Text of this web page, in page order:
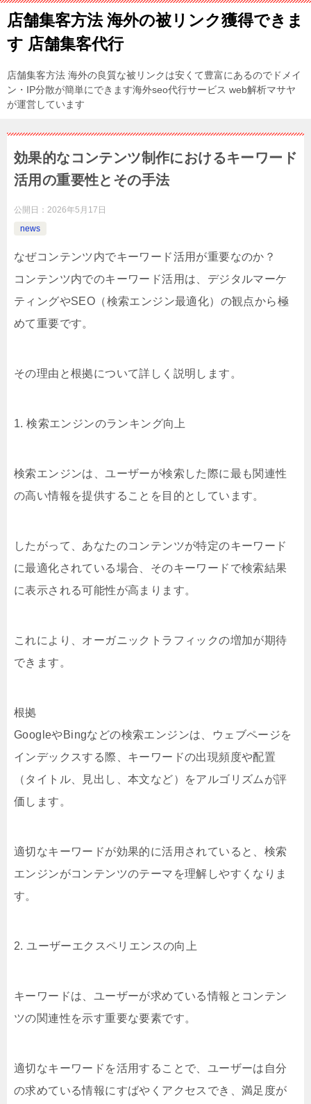
店舗集客方法 海外の被リンク獲得できま
す 店舗集客代行
店舗集客方法 海外の良質な被リンクは安くて豊富にあるのでドメイ
ン・IP分散が簡単にできます海外seo代行サービス web解析マサヤ
が運営しています
効果的なコンテンツ制作におけるキーワード
活用の重要性とその手法
公開日： 2026年5月17日
news
なぜコンテンツ内でキーワード活用が重要なのか？
コンテンツ内でのキーワード活用は、デジタルマーケ
ティングやSEO（検索エンジン最適化）の観点から極
めて重要です。
その理由と根拠について詳しく説明します。
1. 検索エンジンのランキング向上
検索エンジンは、ユーザーが検索した際に最も関連性
の高い情報を提供することを目的としています。
したがって、あなたのコンテンツが特定のキーワード
に最適化されている場合、そのキーワードで検索結果
に表示される可能性が高まります。
これにより、オーガニックトラフィックの増加が期待
できます。
根拠
GoogleやBingなどの検索エンジンは、ウェブページを
インデックスする際、キーワードの出現頻度や配置
（タイトル、見出し、本文など）をアルゴリズムが評
価します。
適切なキーワードが効果的に活用されていると、検索
エンジンがコンテンツのテーマを理解しやすくなりま
す。
2. ユーザーエクスペリエンスの向上
キーワードは、ユーザーが求めている情報とコンテン
ツの関連性を示す重要な要素です。
適切なキーワードを活用することで、ユーザーは自分
の求めている情報にすばやくアクセスでき、満足度が